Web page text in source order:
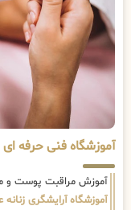
آموزشگاه فنی حرفه
آموزش مراقبت پوست و
آموزشگاه آرایشگری